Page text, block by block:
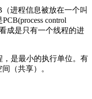
进程信息被放在一个叫
control
成是只有一个线程的进
是最小的执行单位。有
（共享）。